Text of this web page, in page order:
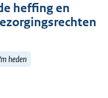
heffing en
heden